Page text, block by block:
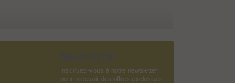
Newsletter
Inscrivez-vous à notre newsletter
pour recevoir des offres exclusives